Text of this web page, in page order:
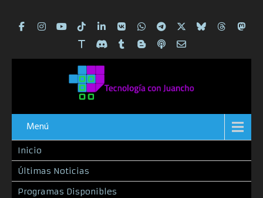
Menú
Inicio
Últimas Noticias
Programas Disponibles